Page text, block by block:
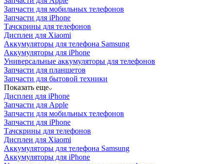
Запчасти для мобильных телефонов
Запчасти для iPhone
Тачскрины для телефонов
Дисплеи для Xiaomi
Аккумуляторы для телефона Samsung
Аккумуляторы для iPhone
Универсальные аккумуляторы для телефонов
Запчасти для планшетов
Запчасти для бытовой техники
Показать еще
Дисплеи для iPhone
Запчасти для Apple
Запчасти для мобильных телефонов
Запчасти для iPhone
Тачскрины для телефонов
Дисплеи для Xiaomi
Аккумуляторы для телефона Samsung
Аккумуляторы для iPhone